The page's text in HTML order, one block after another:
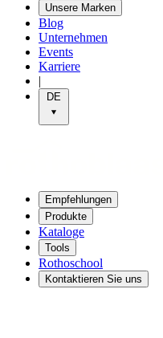
Unsere Marken
Blog
Unternehmen
Events
Karriere
|
DE
Empfehlungen
Produkte
Kataloge
Tools
Rothoschool
Kontaktieren Sie uns